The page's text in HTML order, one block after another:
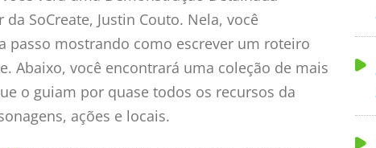
SoCreate, Justin Couto. Nela, você
passo mostrando como escrever um roteiro
Abaixo, você encontrará uma coleção de mais
o guiam por quase todos os recursos da
ações e locais.